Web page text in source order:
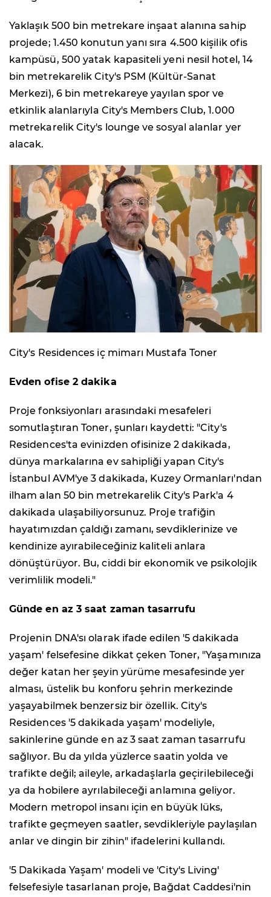
Yaklaşık 500 bin metrekare inşaat alanına sahip
projede; 1.450 konutun yanı sıra 4.500 kişilik ofis
kampüsü, 500 yatak kapasiteli yeni nesil hotel, 14
bin metrekarelik City's PSM (Kültür-Sanat
Merkezi), 6 bin metrekareye yayılan spor ve
etkinlik alanlarıyla City's Members Club, 1.000
metrekarelik City's lounge ve sosyal alanlar yer
alacak.
City's Residences iç mimarı Mustafa Toner
Evden ofise 2 dakika
Proje fonksiyonları arasındaki mesafeleri
somutlaştıran Toner, şunları kaydetti: "City's
Residences'ta evinizden ofisinize 2 dakikada,
dünya markalarına ev sahipliği yapan City's
İstanbul AVM'ye 3 dakikada, Kuzey Ormanları'ndan
ilham alan 50 bin metrekarelik City's Park'a 4
dakikada ulaşabiliyorsunuz. Proje trafiğin
hayatımızdan çaldığı zamanı, sevdiklerinize ve
kendinize ayırabileceğiniz kaliteli anlara
dönüştürüyor. Bu, ciddi bir ekonomik ve psikolojik
verimlilik modeli."
Günde en az 3 saat zaman tasarrufu
Projenin DNA'sı olarak ifade edilen '5 dakikada
yaşam' felsefesine dikkat çeken Toner, "Yaşamınıza
değer katan her şeyin yürüme mesafesinde yer
alması, üstelik bu konforu şehrin merkezinde
yaşayabilmek benzersiz bir özellik. City's
Residences '5 dakikada yaşam' modeliyle,
sakinlerine günde en az 3 saat zaman tasarrufu
sağlıyor. Bu da yılda yüzlerce saatin yolda ve
trafikte değil; aileyle, arkadaşlarla geçirilebileceği
ya da hobilere ayrılabileceği anlamına geliyor.
Modern metropol insanı için en büyük lüks,
trafikte geçmeyen saatler, sevdikleriyle paylaşılan
anlar ve dingin bir zihin" ifadelerini kullandı.
'5 Dakikada Yaşam' modeli ve 'City's Living'
felsefesiyle tasarlanan proje, Bağdat Caddesi'nin